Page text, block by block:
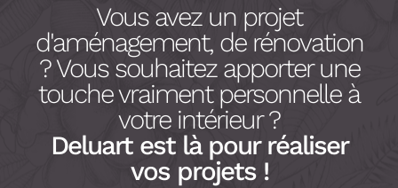
Vous avez un projet
d'aménagement, de rénovation
? Vous souhaitez apporter une
touche vraiment personnelle à
votre intérieur ?
Deluart est là pour réaliser
vos projets !